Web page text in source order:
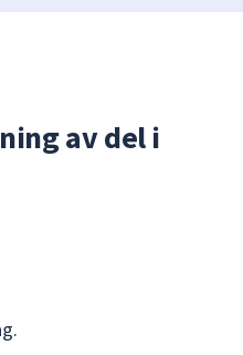
sökfältet
kommer
av del i